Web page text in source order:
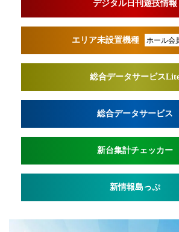
デジタル日刊遊技情報
エリア未設置機種 ホール会
総合データサービス
総合データサービス
新台集計チェッカー
新情報島っぷ